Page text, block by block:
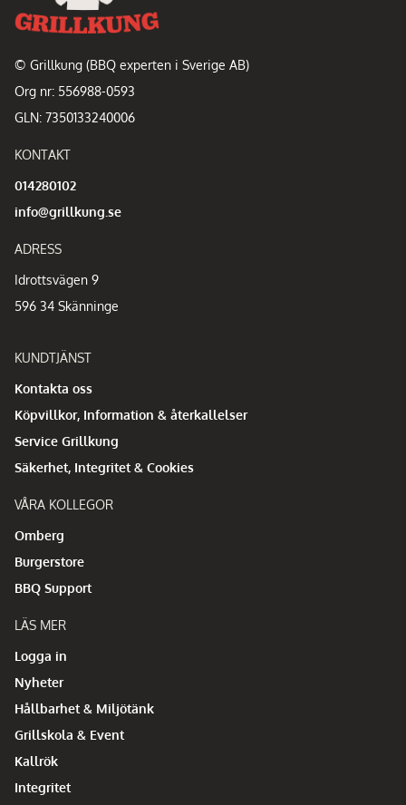
© Grillkung (BBQ experten i Sverige AB)
Org nr: 556988-0593
GLN: 7350133240006
KONTAKT
014280102
info@grillkung.se
ADRESS
Idrottsvägen 9
596 34 Skänninge
KUNDTJÄNST
Kontakta oss
Köpvillkor, Information & återkallelser
Service Grillkung
Säkerhet, Integritet & Cookies
VÅRA KOLLEGOR
Omberg
Burgerstore
BBQ Support
LÄS MER
Logga in
Nyheter
Hållbarhet & Miljötänk
Grillskola & Event
Kallrök
Integritet